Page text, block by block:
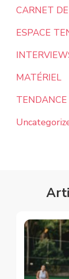
CARNET
ESPACE
MATÉRIEL
TENDANCE